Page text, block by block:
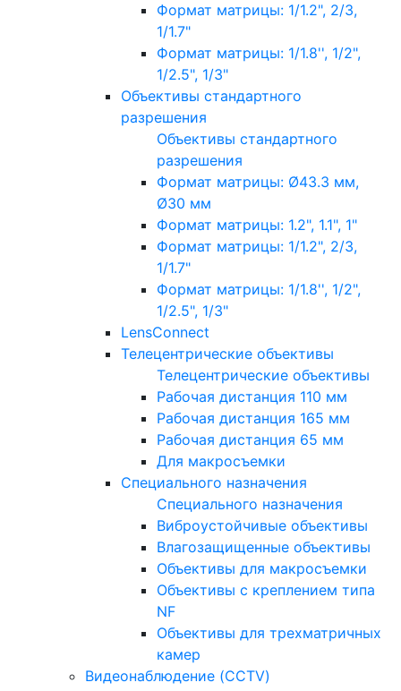
Формат матрицы: 1/1.2", 2/3,
1/1.7"
Формат матрицы: 1/1.8'', 1/2",
1/2.5", 1/3"
Объективы стандартного
разрешения
Объективы стандартного
разрешения
Формат матрицы: Ø43.3 мм,
Ø30 мм
Формат матрицы: 1.2", 1.1", 1"
Формат матрицы: 1/1.2", 2/3,
1/1.7"
Формат матрицы: 1/1.8'', 1/2",
1/2.5", 1/3"
LensConnect
Телецентрические объективы
Телецентрические объективы
Рабочая дистанция 110 мм
Рабочая дистанция 165 мм
Рабочая дистанция 65 мм
Для макросъемки
Специального назначения
Специального назначения
Виброустойчивые объективы
Влагозащищенные объективы
Объективы для макросъемки
Объективы с креплением типа
NF
Объективы для трехматричных
камер
Видеонаблюдение (CCTV)